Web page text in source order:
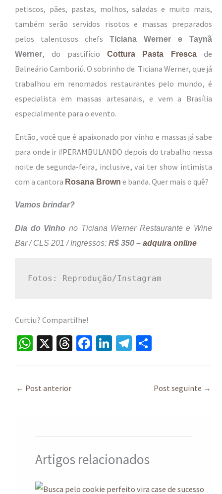
petiscos, pães, pastas, molhos, saladas e muito mais,
também serão servidos risotos e massas preparados
pelos talentosos chefs Ticiana Werner e Taynã
Werner, do pastifício Cottura Pasta Fresca de
Balneário Camboriú. O sobrinho de Ticiana Werner, que já
trabalhou em renomados restaurantes pelo mundo, é
especialista em massas artesanais, e vem a Brasília
especialmente para o evento.
Então, você que é apaixonado por vinho e massas já sabe
para onde ir #PERAMBULANDO depois do trabalho nessa
noite de segunda-feira, inclusive, vai ter show intimista
com a cantora Rosana Brown e banda. Quer mais o quê?
Vamos brindar?
Dia do Vinho no Ticiana Werner Restaurante e Wine
Bar /CLS 201 / Ingressos: R$ 350 – adquira online
Fotos: Reprodução/Instagram
Curtiu? Compartilhe!
W
sA
X
T
Fa Li Te
e
← Post anterior Post seguinte →
Artigos relacionados